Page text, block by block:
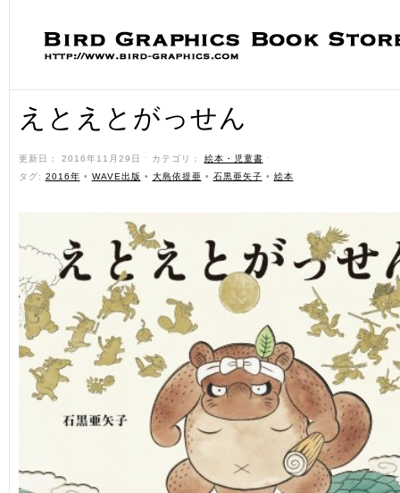
えとえとがっせん
更新日： 2016年11月29日 ˑ カテゴリ： 絵本・児童書 ˑ
タグ: 2016年 • WAVE出版 • 大島依提亜 • 石黒亜矢子 • 絵本